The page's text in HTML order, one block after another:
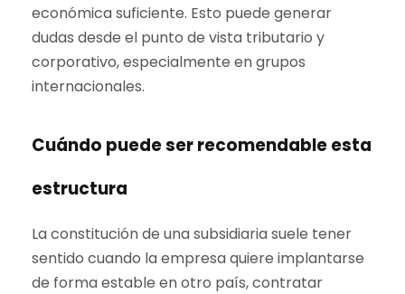
económica suficiente. Esto puede generar
dudas desde el punto de vista tributario y
corporativo, especialmente en grupos
internacionales.
Cuándo puede ser recomendable esta
estructura
La constitución de una subsidiaria suele tener
sentido cuando la empresa quiere implantarse
de forma estable en otro país, contratar